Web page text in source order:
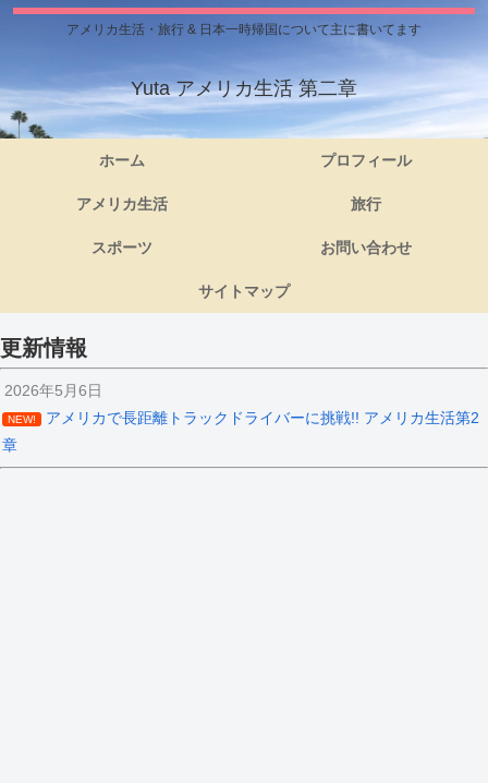
アメリカ生活・旅行 & 日本一時帰国について主に書いてます
Yuta アメリカ生活 第二章
ホーム プロフィール
アメリカ生活 旅行
スポーツ お問い合わせ
サイトマップ
更新情報
2026年5月6日
NEW!
アメリカで長距離トラックドライバーに挑戦!! アメリカ生活第2
章